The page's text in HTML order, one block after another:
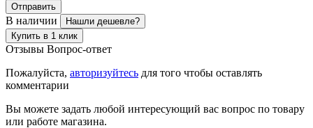
Отправить
В наличии
Нашли дешевле?
Купить в 1 клик
Отзывы Вопрос-ответ
Пожалуйста, авторизуйтесь для того чтобы оставлять
комментарии
Вы можете задать любой интересующий вас вопрос по товару
или работе магазина.